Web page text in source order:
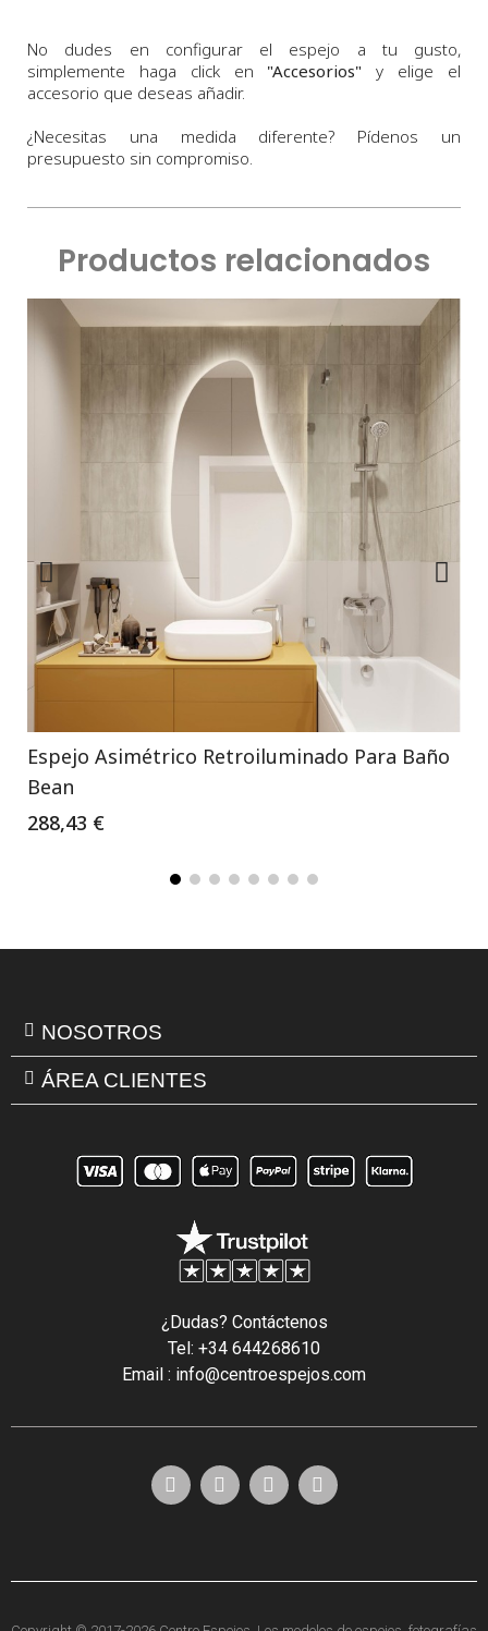
No dudes en configurar el espejo a tu gusto,
simplemente haga click en "Accesorios" y elige el
accesorio que deseas añadir.
¿Necesitas una medida diferente? Pídenos un
presupuesto sin compromiso.
Productos relacionados
Espejo Asimétrico Retroiluminado Para Baño
Bean
288,43 €
NOSOTROS
ÁREA CLIENTES
¿Dudas? Contáctenos
Tel: +34 644268610
Email : info@centroespejos.com